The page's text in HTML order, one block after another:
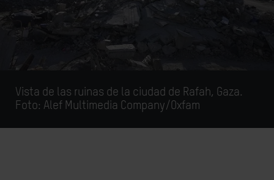
Vista de las ruinas de la ciudad de Rafah, Gaza.
Foto: Alef Multimedia Company/Oxfam